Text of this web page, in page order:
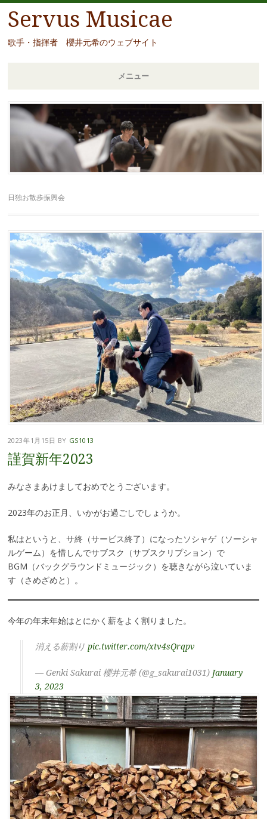
Servus Musicae
歌手・指揮者 櫻井元希のウェブサイト
メニュー
コ
ン
テ
移
日独お散歩振興会
2023年1月15日 BY GS1013
謹賀新年2023
みなさまあけましておめでとうございます。
2023年のお正月、いかがお過ごしでしょうか。
私はというと、サ終（サービス終了）になったソシャゲ（ソーシャ
ルゲーム）を惜しんでサブスク（サブスクリプション）で
BGM（バックグラウンドミュージック）を聴きながら泣いていま
す（さめざめと）。
今年の年末年始はとにかく薪をよく割りました。
消える薪割り pic.twitter.com/xtv4sQrqpv
— Genki Sakurai 櫻井元希 (@g_sakurai1031) January
3, 2023